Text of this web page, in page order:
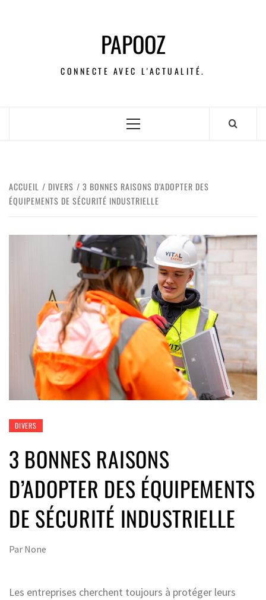
PAPOOZ
CONNECTE AVEC L'ACTUALITÉ.
ACCUEIL DIVERS
3 BONNES RAISONS D’ADOPTER DES
ÉQUIPEMENTS DE SÉCURITÉ INDUSTRIELLE
DIVERS
3 BONNES RAISONS
D’ADOPTER DES ÉQUIPEMENTS
DE SÉCURITÉ INDUSTRIELLE
Par None
Les entreprises cherchent toujours à protéger leurs